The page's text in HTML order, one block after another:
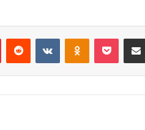
PinterestReddit VKontakteOdnoklassniki
Pocket